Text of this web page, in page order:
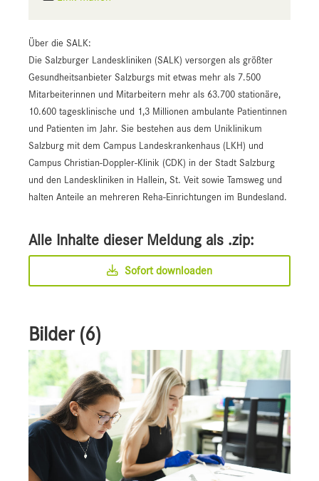
Über die SALK:
Die Salzburger Landeskliniken (SALK) versorgen als größter
Gesundheitsanbieter Salzburgs mit etwas mehr als 7.500
Mitarbeiterinnen und Mitarbeitern mehr als 63.700 stationäre,
10.600 tagesklinische und 1,3 Millionen ambulante Patientinnen
und Patienten im Jahr. Sie bestehen aus dem Uniklinikum
Salzburg mit dem Campus Landeskrankenhaus (LKH) und
Campus Christian-Doppler-Klinik (CDK) in der Stadt Salzburg
und den Landeskliniken in Hallein, St. Veit sowie Tamsweg und
halten Anteile an mehreren Reha-Einrichtungen im Bundesland.
Alle Inhalte dieser Meldung als .zip:
Sofort downloaden
Bilder (6)